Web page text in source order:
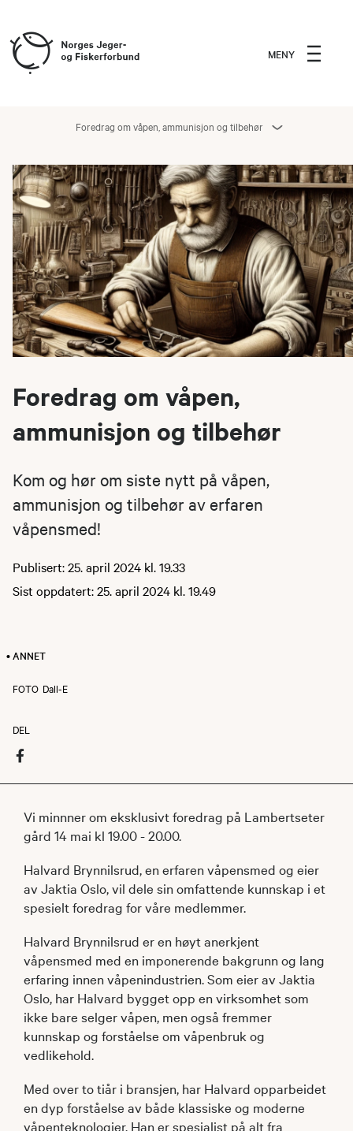
MENY
Foredrag om våpen, ammunisjon og tilbehør
Foredrag om våpen,
ammunisjon og tilbehør
Kom og hør om siste nytt på våpen,
ammunisjon og tilbehør av erfaren
våpensmed!
Publisert: 25. april 2024 kl. 19.33
Sist oppdatert: 25. april 2024 kl. 19.49
• ANNET
FOTO Dall-E
DEL
Vi minnner om eksklusivt foredrag på Lambertseter
gård 14 mai kl 19.00 - 20.00.
Halvard Brynnilsrud, en erfaren våpensmed og eier
av Jaktia Oslo, vil dele sin omfattende kunnskap i et
spesielt foredrag for våre medlemmer.
Halvard Brynnilsrud er en høyt anerkjent
våpensmed med en imponerende bakgrunn og lang
erfaring innen våpenindustrien. Som eier av Jaktia
Oslo, har Halvard bygget opp en virksomhet som
ikke bare selger våpen, men også fremmer
kunnskap og forståelse om våpenbruk og
vedlikehold.
Med over to tiår i bransjen, har Halvard opparbeidet
en dyp forståelse av både klassiske og moderne
våpenteknologier. Han er spesialist på alt fra